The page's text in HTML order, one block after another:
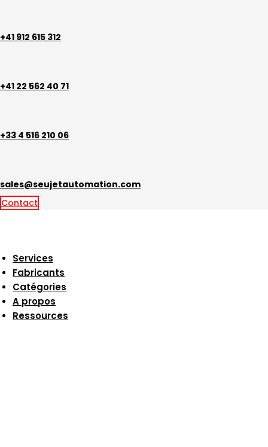
contenu
+41 912 615 312
+41 22 562 40 71
+33 4 516 210 06
sales@seujetautomation.com
Contact
Services
Fabricants
Catégories
A propos
Ressources